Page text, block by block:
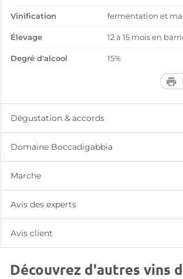
Vinification fermentation et
Élevage 12 à 15 mois en
Degré d'alcool 15%
Dégustation & accords
Domaine Boccadigabbia
Marche
Avis des experts
Avis client
Découvrez d'autres vins